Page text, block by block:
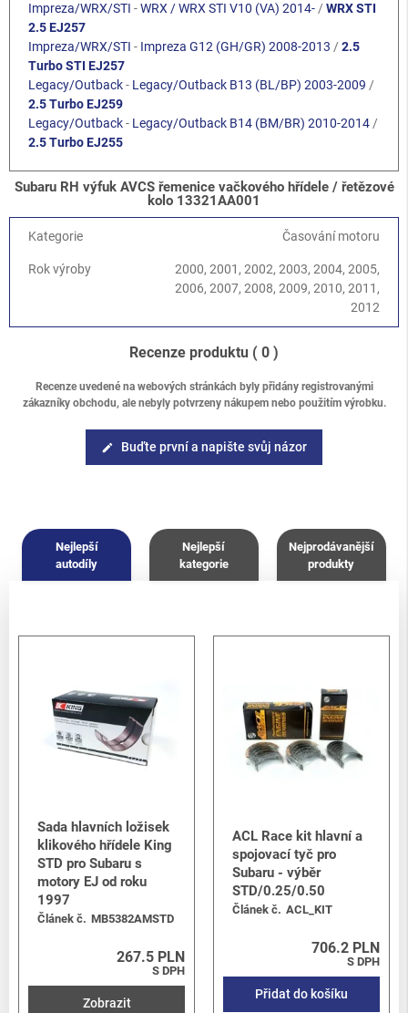
Impreza/WRX/STI -WRX / WRX STI V10 (VA) 2014- /WRX STI
2.5 EJ257
Impreza/WRX/STI - Impreza G12 (GH/GR) 2008-2013 /2.5
Turbo STI EJ257
Legacy/Outback- Legacy/Outback B13 (BL/BP) 2003-2009 /
2.5 Turbo EJ259
Legacy/Outback- Legacy/Outback B14 (BM/BR) 2010-2014 /
2.5 Turbo EJ255
Subaru RH výfuk AVCS řemenice vačkového hřídele / řetězové
kolo 13321AA001
Kategorie Časování motoru
Rok výroby
2000, 2001, 2002, 2003, 2004, 2005,
2006, 2007, 2008, 2009, 2010, 2011,
2012
Recenze produktu ( 0 )
Recenze uvedené na webových stránkách byly přidány registrovanými
zákazníky obchodu, ale nebyly potvrzeny nákupem nebo použitím výrobku.
edit Buďte první a napište svůj názor
Nejlepší
autodíly
Nejlepší
kategorie
Nejprodávanější
produkty
Sada hlavních ložisek
klikového hřídele King
STD pro Subaru s
motory EJ od roku
1997
Článek č. MB5382AMSTD
267.5 PLN
S DPH
Zobrazit
ACL Race kit hlavní a
spojovací tyč pro
Subaru - výběr
STD/0.25/0.50
Článek č. ACL_KIT
706.2 PLN
S DPH
Přidat do košíku